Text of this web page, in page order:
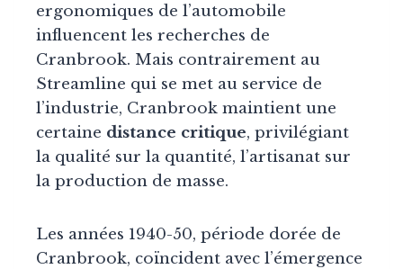
ergonomiques de l’automobile
influencent les recherches de
Cranbrook. Mais contrairement au
Streamline qui se met au service de
l’industrie, Cranbrook maintient une
certaine distance critique, privilégiant
la qualité sur la quantité, l’artisanat sur
la production de masse.
Les années 1940-50, période dorée de
Cranbrook, coïncident avec l’émergence